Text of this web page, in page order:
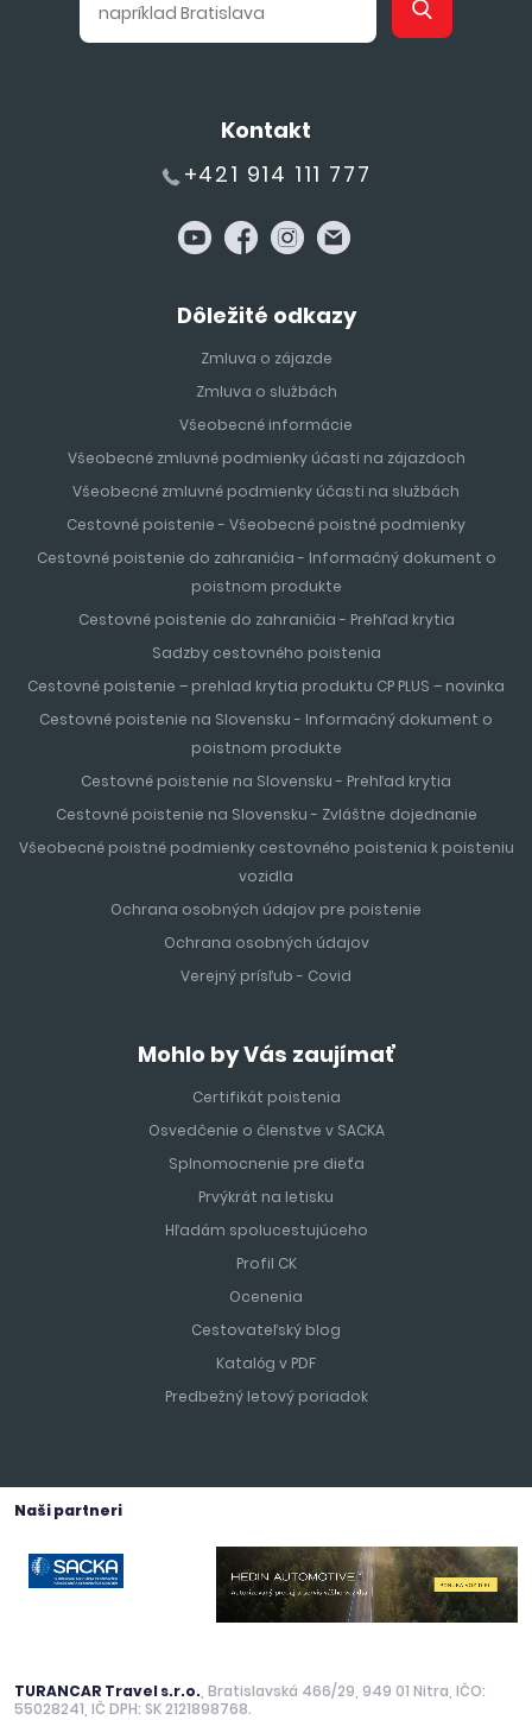
Kontakt
+421 914 111 777
Dôležité odkazy
Zmluva o zájazde
Zmluva o službách
Všeobecné informácie
Všeobecné zmluvné podmienky účasti na zájazdoch
Všeobecné zmluvné podmienky účasti na službách
Cestovné poistenie - Všeobecné poistné podmienky
Cestovné poistenie do zahraničia - Informačný dokument o
poistnom produkte
Cestovné poistenie do zahraničia - Prehľad krytia
Sadzby cestovného poistenia
Cestovné poistenie – prehlad krytia produktu CP PLUS – novinka
Cestovné poistenie na Slovensku - Informačný dokument o
poistnom produkte
Cestovné poistenie na Slovensku - Prehľad krytia
Cestovné poistenie na Slovensku - Zvláštne dojednanie
Všeobecné poistné podmienky cestovného poistenia k poisteniu
vozidla
Ochrana osobných údajov pre poistenie
Ochrana osobných údajov
Verejný prísľub - Covid
Mohlo by Vás zaujímať
Certifikát poistenia
Osvedčenie o členstve v SACKA
Splnomocnenie pre dieťa
Prvýkrát na letisku
Hľadám spolucestujúceho
Profil CK
Ocenenia
Cestovateľský blog
Katalóg v PDF
Predbežný letový poriadok
Naši partneri
TURANCAR Travel s.r.o. , Bratislavská 466/29, 949 01 Nitra, IČO:
55028241, IČ DPH: SK 2121898768.